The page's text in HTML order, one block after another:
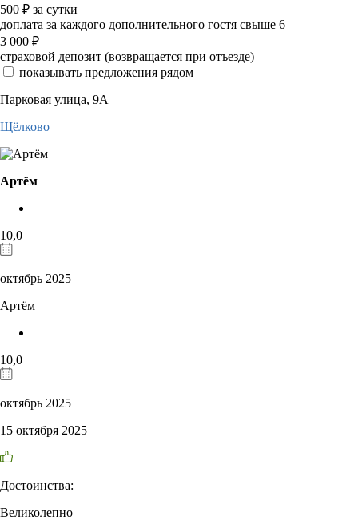
500 ₽ за сутки
доплата за каждого дополнительного гостя свыше 6
3 000 ₽
страховой депозит (возвращается при отъезде)
показывать предложения рядом
Парковая улица, 9А
Щёлково
Артём
10,0
октябрь 2025
Артём
10,0
октябрь 2025
15 октября 2025
Достоинства:
Великолепно